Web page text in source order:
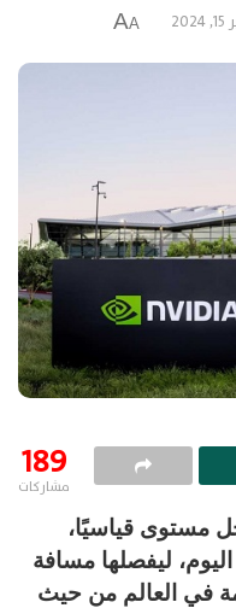
A
A
189
مشاركات
2.43% ليسجل مستوى قياسيًا،
ليفصلها مسافة
في العالم من حيث